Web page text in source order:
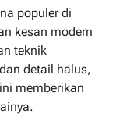
populer di
kesan modern
teknik
detail halus,
memberikan